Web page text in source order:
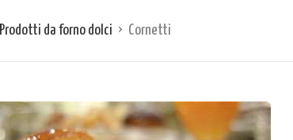
Prodotti da forno dolci Cornetti